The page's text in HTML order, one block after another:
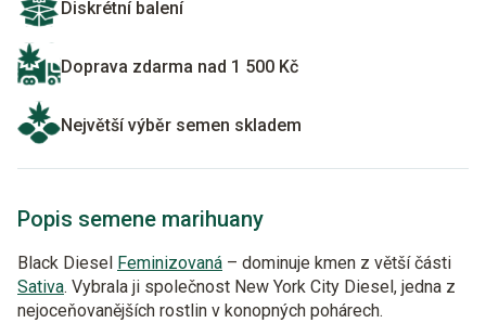
Diskrétní balení
Doprava zdarma nad 1 500 Kč
Největší výběr semen skladem
Popis semene marihuany
Black Diesel Feminizovaná – dominuje kmen z větší části
Sativa. Vybrala ji společnost New York City Diesel, jedna z
nejoceňovanějších rostlin v konopných pohárech.